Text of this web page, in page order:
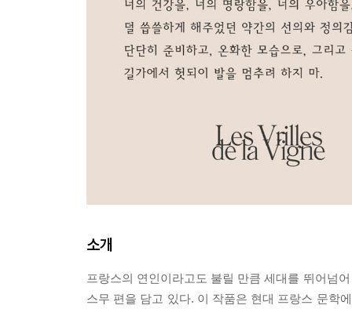
소개
프랑스의 연인이라고도 불릴 만큼 세대를 뛰어넘
스무 편을 담고 있다. 이 작품은 현대 프랑스 문학